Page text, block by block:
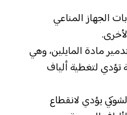
الجهاز المناعي
مادة المايلين، وهي
تؤدي لتغطية ألياف
يؤدي لانقطاع